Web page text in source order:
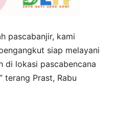
pascabanjir, kami
siap melayani
di lokasi pascabencana
terang Prast, Rabu